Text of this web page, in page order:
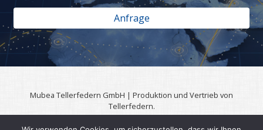
Anfrage
Mubea Tellerfedern GmbH | Produktion und Vertrieb von
Tellerfedern.